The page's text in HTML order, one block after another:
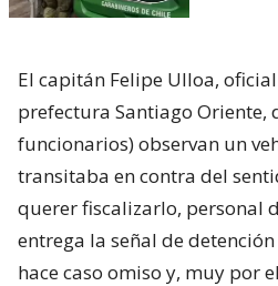
El capitán Felipe Ulloa,
prefectura Santiago Oriente,
funcionarios) observan un
transitaba en contra del
querer fiscalizarlo, personal
entrega la señal de
hace caso omiso y, muy por